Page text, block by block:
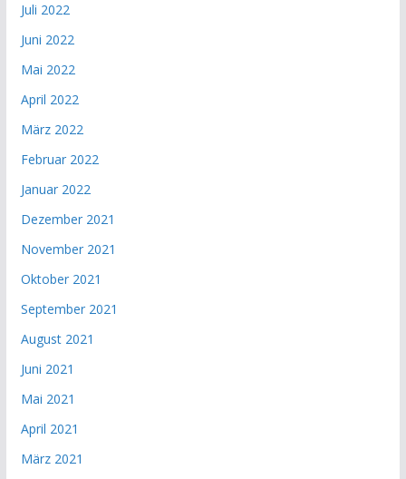
Juli 2022
Juni 2022
Mai 2022
April 2022
März 2022
Februar 2022
Januar 2022
Dezember 2021
November 2021
Oktober 2021
September 2021
August 2021
Juni 2021
Mai 2021
April 2021
März 2021